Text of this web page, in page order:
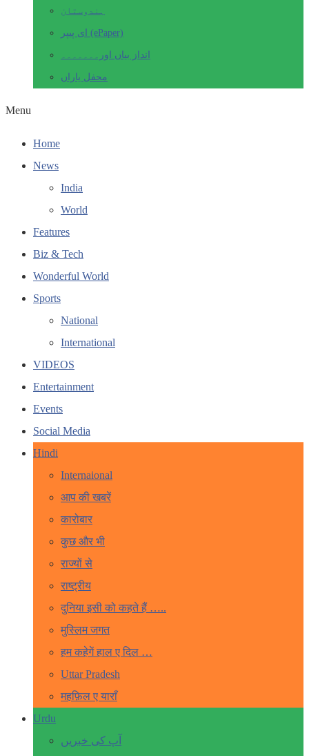
ہندوستان
ای پیپر (ePaper)
انداز بیاں اور۔۔۔۔۔۔۔
محفل یاراں
Menu
Home
News
India
World
Features
Biz & Tech
Wonderful World
Sports
National
International
VIDEOS
Entertainment
Events
Social Media
Hindi
Internaional
आप की खबरें
कारोबार
कुछ और भी
राज्यों से
राष्ट्रीय
दुनिया इसी को कहते हैं …..
मुस्लिम जगत
हम कहेगें हाल ए दिल …
Uttar Pradesh
महफ़िल ए याराँ
Urdu
آپ کی خبریں